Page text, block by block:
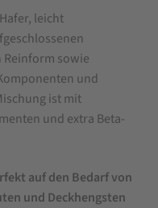
leicht
sowie
und
ist mit
und extra Beta-
auf den Bedarf von
und Deckhengsten